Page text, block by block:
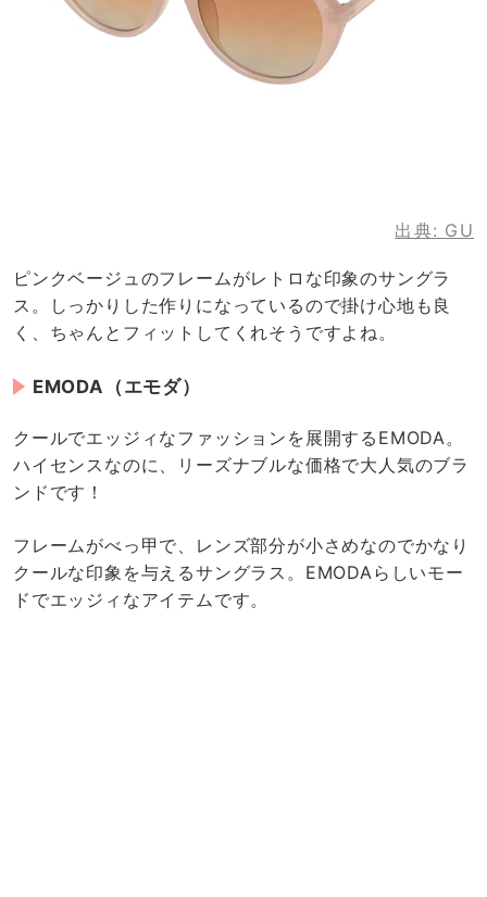
出典: GU
ピンクベージュのフレームがレトロな印象のサングラ
ス。しっかりした作りになっているので掛け心地も良
く、ちゃんとフィットしてくれそうですよね。
EMODA（エモダ）
クールでエッジィなファッションを展開するEMODA。
ハイセンスなのに、リーズナブルな価格で大人気のブラ
ンドです！
フレームがべっ甲で、レンズ部分が小さめなのでかなり
クールな印象を与えるサングラス。EMODAらしいモー
ドでエッジィなアイテムです。